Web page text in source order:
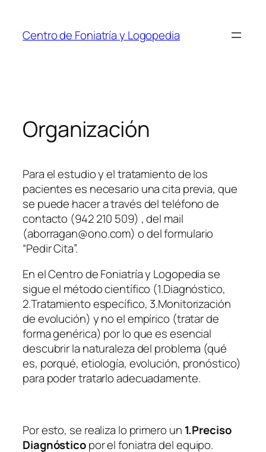
contenido
Centro de Foniatría y Logopedia
Organización
Para el estudio y el tratamiento de los
pacientes es necesario una cita previa, que
se puede hacer a través del teléfono de
contacto (942 210 509) , del mail
(aborragan@ono.com) o del formulario
“Pedir Cita”.
En el Centro de Foniatría y Logopedia se
sigue el método científico (1.Diagnóstico,
2.Tratamiento específico, 3.Monitorización
de evolución) y no el empírico (tratar de
forma genérica) por lo que es esencial
descubrir la naturaleza del problema (qué
es, porqué, etiología, evolución, pronóstico)
para poder tratarlo adecuadamente.
Por esto, se realiza lo primero un 1.Preciso
Diagnósticopor el foniatra del equipo.